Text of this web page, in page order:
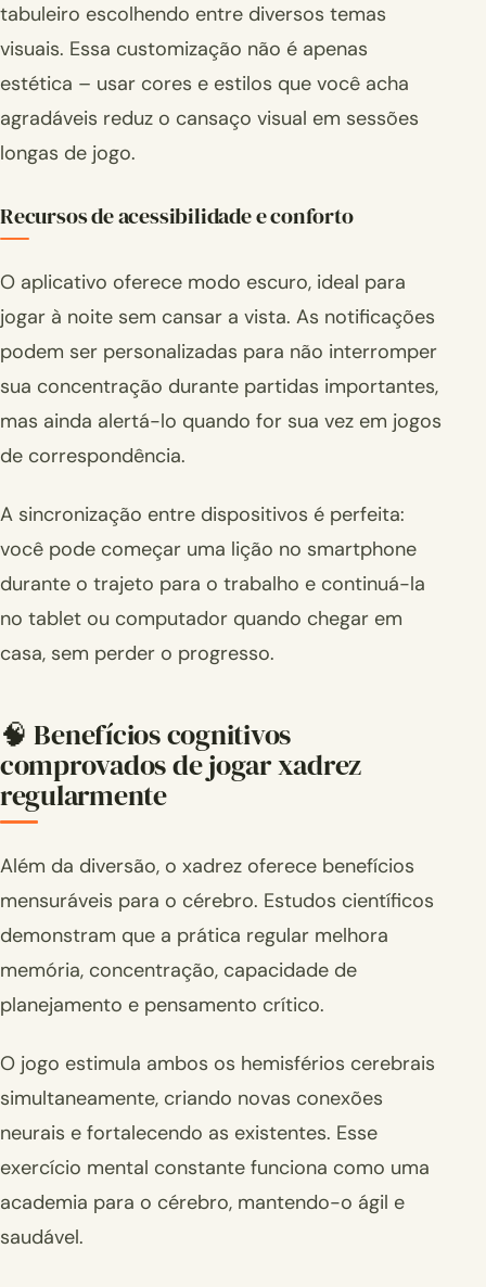
tabuleiro escolhendo entre diversos temas
visuais. Essa customização não é apenas
estética – usar cores e estilos que você acha
agradáveis reduz o cansaço visual em sessões
longas de jogo.
Recursos de acessibilidade e conforto
O aplicativo oferece modo escuro, ideal para
jogar à noite sem cansar a vista. As notificações
podem ser personalizadas para não interromper
sua concentração durante partidas importantes,
mas ainda alertá-lo quando for sua vez em jogos
de correspondência.
A sincronização entre dispositivos é perfeita:
você pode começar uma lição no smartphone
durante o trajeto para o trabalho e continuá-la
no tablet ou computador quando chegar em
casa, sem perder o progresso.
🧠 Benefícios cognitivos
comprovados de jogar xadrez
regularmente
Além da diversão, o xadrez oferece benefícios
mensuráveis para o cérebro. Estudos científicos
demonstram que a prática regular melhora
memória, concentração, capacidade de
planejamento e pensamento crítico.
O jogo estimula ambos os hemisférios cerebrais
simultaneamente, criando novas conexões
neurais e fortalecendo as existentes. Esse
exercício mental constante funciona como uma
academia para o cérebro, mantendo-o ágil e
saudável.